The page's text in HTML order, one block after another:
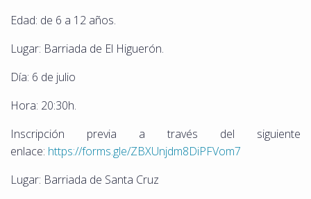
Edad: de 6 a 12 años.
Lugar: Barriada de El Higuerón.
Día: 6 de julio
Hora: 20:30h.
Inscripción previa a través del siguiente
enlace: https://forms.gle/ZBXUnjdm8DiPFVom7
Lugar: Barriada de Santa Cruz